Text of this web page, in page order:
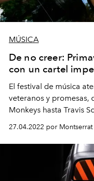
MÚSICA
De no creer:
con un cartel
El festival de música
veteranos y promesas,
Monkeys hasta Travis
27.04.2022 por Montserrat